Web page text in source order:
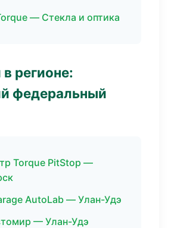
— Стекла и оптика
регионе:
федеральный
Torque PitStop —
AutoLab — Улан-Удэ
— Улан-Удэ